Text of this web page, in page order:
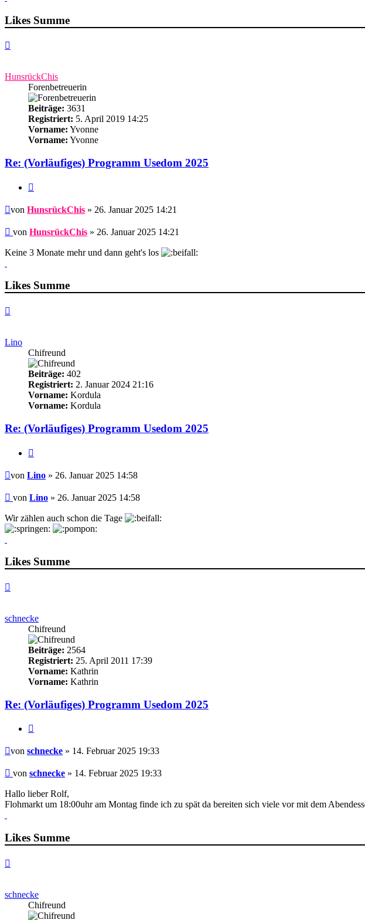
Likes Summe
HunsrückChis
Forenbetreuerin
Beiträge: 3631
Registriert: 5. April 2019 14:25
Vorname: Yvonne
Vorname: Yvonne
Re: (Vorläufiges) Programm Usedom 2025
Beitrag
von HunsrückChis » 26. Januar 2025 14:21
Beitrag
von HunsrückChis » 26. Januar 2025 14:21
Keine 3 Monate mehr und dann geht's los
Likes Summe
Lino
Chifreund
Beiträge: 402
Registriert: 2. Januar 2024 21:16
Vorname: Kordula
Vorname: Kordula
Re: (Vorläufiges) Programm Usedom 2025
Beitrag
von Lino » 26. Januar 2025 14:58
Beitrag
von Lino » 26. Januar 2025 14:58
Wir zählen auch schon die Tage
Likes Summe
schnecke
Chifreund
Beiträge: 2564
Registriert: 25. April 2011 17:39
Vorname: Kathrin
Vorname: Kathrin
Re: (Vorläufiges) Programm Usedom 2025
Beitrag
von schnecke » 14. Februar 2025 19:33
Beitrag
von schnecke » 14. Februar 2025 19:33
Hallo lieber Rolf,
Flohmarkt um 18:00uhr am Montag finde ich zu spät da bereiten sich viele vor mit dem
Likes Summe
schnecke
Chifreund